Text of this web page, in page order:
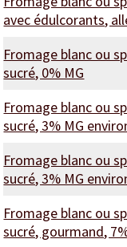
avec édulcorants,
Fromage blanc ou
sucré, 0% MG
Fromage blanc ou
sucré, 3% MG
Fromage blanc ou
sucré, 3% MG
Fromage blanc ou
sucré, gourmand,